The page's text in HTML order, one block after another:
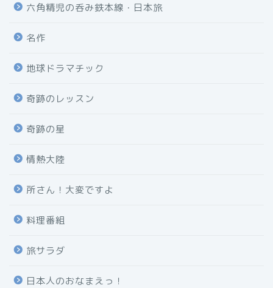
六角精児の呑み鉄本線・日本旅
名作
地球ドラマチック
奇跡のレッスン
奇跡の星
情熱大陸
所さん！大変ですよ
料理番組
旅サラダ
日本人のおなまえっ！